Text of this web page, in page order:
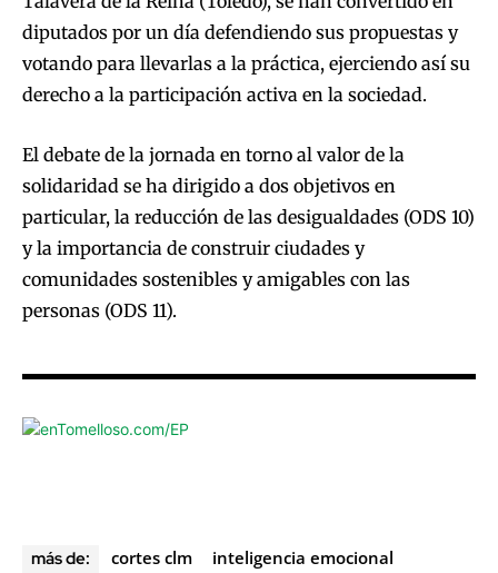
diputados por un día defendiendo sus propuestas y
votando para llevarlas a la práctica, ejerciendo así su
derecho a la participación activa en la sociedad.
El debate de la jornada en torno al valor de la
solidaridad se ha dirigido a dos objetivos en
particular, la reducción de las desigualdades (ODS 10)
y la importancia de construir ciudades y
comunidades sostenibles y amigables con las
personas (ODS 11).
más de: cortes clm
inteligencia emocional